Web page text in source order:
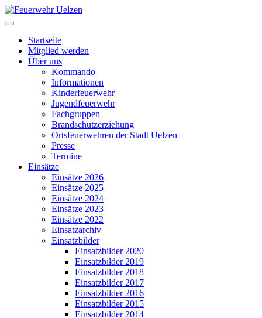
Startseite
Mitglied werden
Über uns
Kommando
Informationen
Kinderfeuerwehr
Jugendfeuerwehr
Fachgruppen
Brandschutzerziehung
Ortsfeuerwehren der Stadt Uelzen
Presse
Termine
Einsätze
Einsätze 2026
Einsätze 2025
Einsätze 2024
Einsätze 2023
Einsätze 2022
Einsatzarchiv
Einsatzbilder
Einsatzbilder 2020
Einsatzbilder 2019
Einsatzbilder 2018
Einsatzbilder 2017
Einsatzbilder 2016
Einsatzbilder 2015
Einsatzbilder 2014